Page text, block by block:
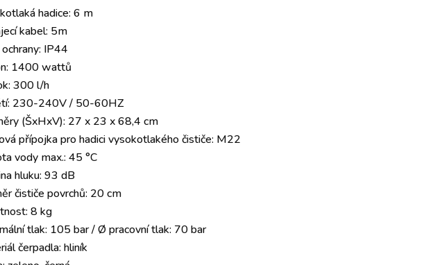
hadice: 6 m
kabel: 5m
IP44
1400 wattů
300 l/h
230-240V / 50-60HZ
(ŠxHxV): 27 x 23 x 68,4 cm
přípojka pro hadici vysokotlakého čističe: M22
vody max.: 45 °C
hluku: 93 dB
čističe povrchů: 20 cm
8 kg
tlak: 105 bar / Ø pracovní tlak: 70 bar
čerpadla: hliník